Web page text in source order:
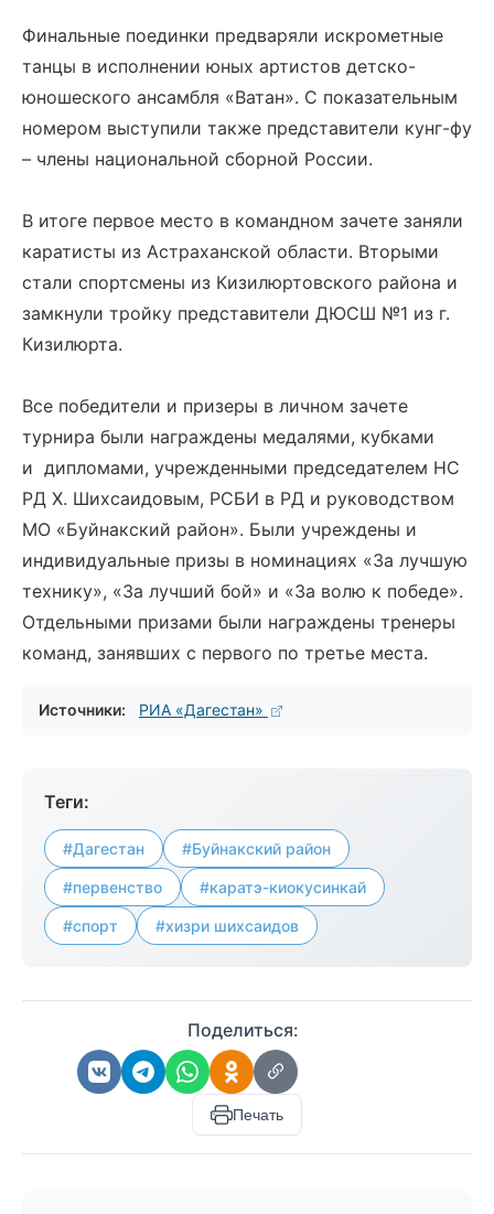
Финальные поединки предваряли искрометные
танцы в исполнении юных артистов детско-
юношеского ансамбля «Ватан». С показательным
номером выступили также представители кунг-фу
– члены национальной сборной России.
В итоге первое место в командном зачете заняли
каратисты из Астраханской области. Вторыми
стали спортсмены из Кизилюртовского района и
замкнули тройку представители ДЮСШ №1 из г.
Кизилюрта.
Все победители и призеры в личном зачете
турнира были награждены медалями, кубками
и дипломами, учрежденными председателем НС
РД Х. Шихсаидовым, РСБИ в РД и руководством
МО «Буйнакский район». Были учреждены и
индивидуальные призы в номинациях «За лучшую
технику», «За лучший бой» и «За волю к победе».
Отдельными призами были награждены тренеры
команд, занявших с первого по третье места.
Источники: РИА «Дагестан»
Теги:
#Дагестан #Буйнакский район
#первенство #каратэ-киокусинкай
#спорт #хизри шихсаидов
Поделиться:
Печать